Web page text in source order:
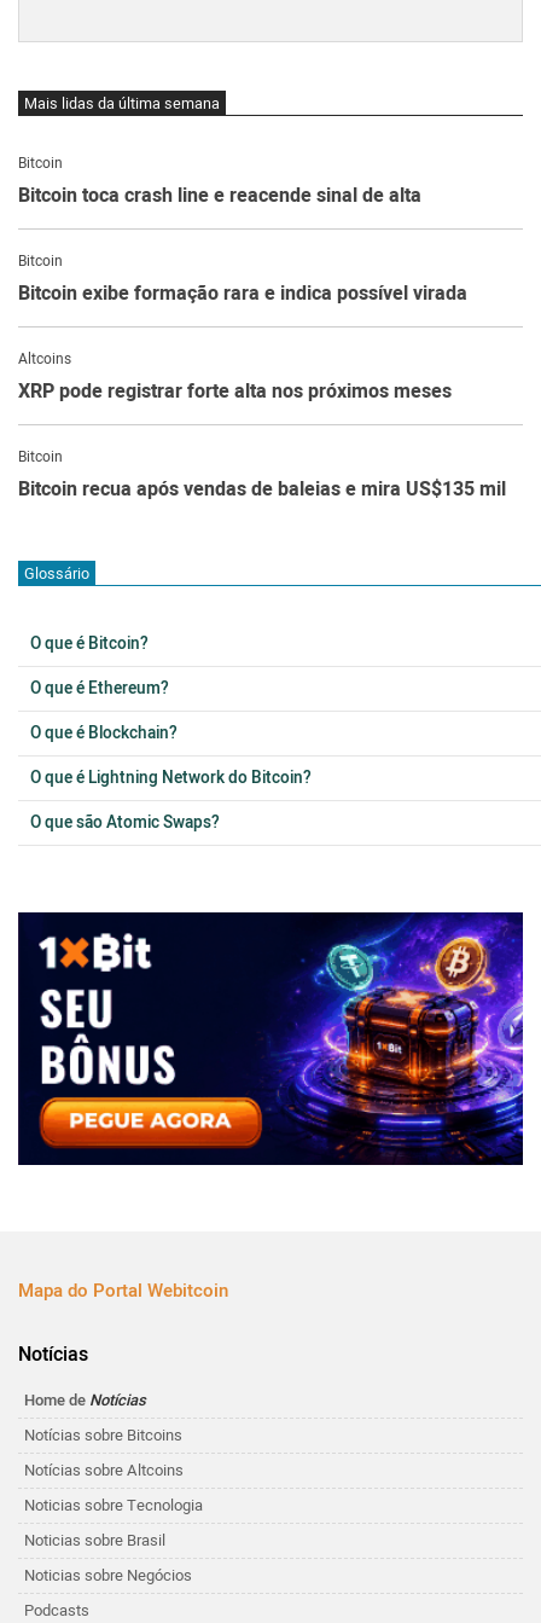
Mais lidas da última semana
Bitcoin
Bitcoin toca crash line e reacende sinal de alta
Bitcoin
Bitcoin exibe formação rara e indica possível virada
Altcoins
XRP pode registrar forte alta nos próximos meses
Bitcoin
Bitcoin recua após vendas de baleias e mira US$135 mil
Glossário
O que é Bitcoin?
O que é Ethereum?
O que é Blockchain?
O que é Lightning Network do Bitcoin?
O que são Atomic Swaps?
Mapa do Portal Webitcoin
Notícias
Home de Notícias
Notícias sobre Bitcoins
Notícias sobre Altcoins
Noticias sobre Tecnologia
Noticias sobre Brasil
Noticias sobre Negócios
Podcasts